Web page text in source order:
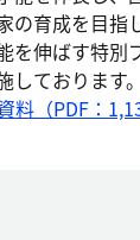
の育成を目指
を伸ばす特別
ております。
料（PDF：